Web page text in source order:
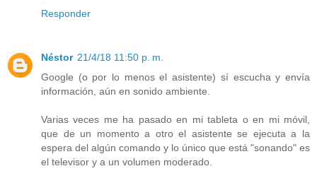
Responder
Néstor 21/4/18 11:50 p. m.
Google (o por lo menos el asistente) sí escucha y envía
información, aún en sonido ambiente.
Varias veces me ha pasado en mi tableta o en mi móvil,
que de un momento a otro el asistente se ejecuta a la
espera del algún comando y lo único que está "sonando" es
el televisor y a un volumen moderado.